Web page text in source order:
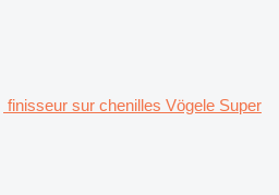
finisseur sur chenilles Vögele Super